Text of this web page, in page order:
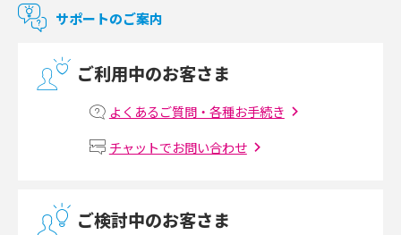
LINEで友だちを削除する方法は？方法ごとの影響や復活・復元する方法も
プリペイドSIMとは？種類やメリット・デメリット、利用までの流れを解説
Threads（スレッズ）とは？主な機能や登録方法、投稿の仕方を解説
サポートのご案内
ご利用中のお客さま
よくあるご質問・各種お手続き
チャットでお問い合わせ
ご検討中のお客さま